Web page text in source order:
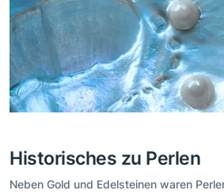
Historisches zu Perlen
Neben Gold und Edelsteinen waren